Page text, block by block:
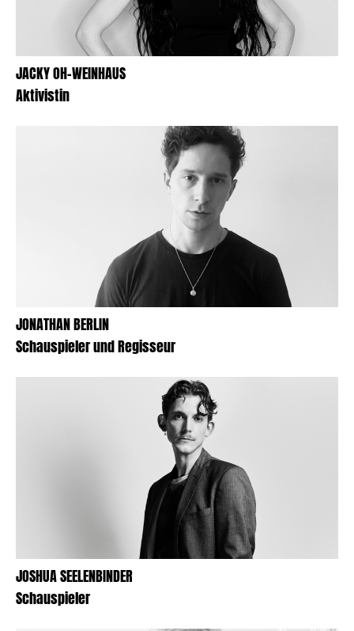
JACKY OH-WEINHAUS
Aktivistin
JONATHAN BERLIN
Schauspieler und Regisseur
JOSHUA SEELENBINDER
Schauspieler